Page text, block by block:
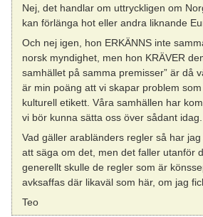
Nej, det handlar om uttryckligen om
kan förlänga hot eller andra liknande
Och nej igen, hon ERKÄNNS inte
norsk myndighet, men hon KRÄVER
samhället på samma premisser” är då
är min poäng att vi skapar problem
kulturell etikett. Våra samhällen har
vi bör kunna sätta oss över sådant idag.
Vad gäller arabländers regler så har
att säga om det, men det faller utanför
generellt skulle de regler som är
avksaffas där likaväl som här, om jag
Teo